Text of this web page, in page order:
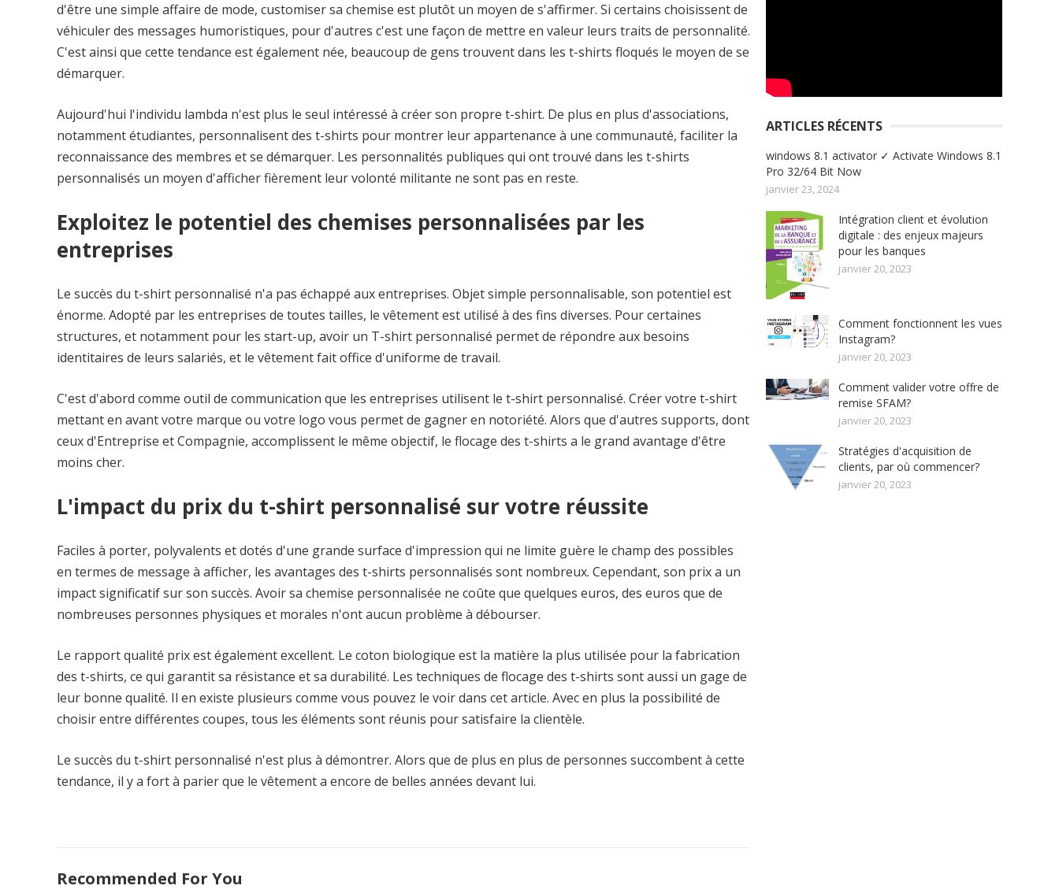
d'être une simple affaire de mode, customiser sa chemise est plutôt un moyen de s'affirmer. Si certains choisissent de
véhiculer des messages humoristiques, pour d'autres c'est une façon de mettre en valeur leurs traits de personnalité.
C'est ainsi que cette tendance est également née, beaucoup de gens trouvent dans les t-shirts floqués le moyen de se
démarquer.
Aujourd'hui l'individu lambda n'est plus le seul intéressé à créer son propre t-shirt. De plus en plus d'associations,
notamment étudiantes, personnalisent des t-shirts pour montrer leur appartenance à une communauté, faciliter la
reconnaissance des membres et se démarquer. Les personnalités publiques qui ont trouvé dans les t-shirts
personnalisés un moyen d'afficher fièrement leur volonté militante ne sont pas en reste.
Exploitez le potentiel des chemises personnalisées par les
entreprises
Le succès du t-shirt personnalisé n'a pas échappé aux entreprises. Objet simple personnalisable, son potentiel est
énorme. Adopté par les entreprises de toutes tailles, le vêtement est utilisé à des fins diverses. Pour certaines
structures, et notamment pour les start-up, avoir un T-shirt personnalisé permet de répondre aux besoins
identitaires de leurs salariés, et le vêtement fait office d'uniforme de travail.
C'est d'abord comme outil de communication que les entreprises utilisent le t-shirt personnalisé. Créer votre t-shirt
mettant en avant votre marque ou votre logo vous permet de gagner en notoriété. Alors que d'autres supports, dont
ceux d'Entreprise et Compagnie, accomplissent le même objectif, le flocage des t-shirts a le grand avantage d'être
moins cher.
L'impact du prix du t-shirt personnalisé sur votre réussite
Faciles à porter, polyvalents et dotés d'une grande surface d'impression qui ne limite guère le champ des possibles
en termes de message à afficher, les avantages des t-shirts personnalisés sont nombreux. Cependant, son prix a un
impact significatif sur son succès. Avoir sa chemise personnalisée ne coûte que quelques euros, des euros que de
nombreuses personnes physiques et morales n'ont aucun problème à débourser.
Le rapport qualité prix est également excellent. Le coton biologique est la matière la plus utilisée pour la fabrication
des t-shirts, ce qui garantit sa résistance et sa durabilité. Les techniques de flocage des t-shirts sont aussi un gage de
leur bonne qualité. Il en existe plusieurs comme vous pouvez le voir dans cet article. Avec en plus la possibilité de
choisir entre différentes coupes, tous les éléments sont réunis pour satisfaire la clientèle.
Le succès du t-shirt personnalisé n'est plus à démontrer. Alors que de plus en plus de personnes succombent à cette
tendance, il y a fort à parier que le vêtement a encore de belles années devant lui.
Recommended For You
ARTICLES RÉCENTS
windows 8.1 activator ✓ Activate Windows 8.1
Pro 32/64 Bit Now
janvier 23, 2024
Intégration client et évolution
digitale : des enjeux majeurs
pour les banques
janvier 20, 2023
Comment fonctionnent les vues
Instagram?
janvier 20, 2023
Comment valider votre offre de
remise SFAM?
janvier 20, 2023
Stratégies d'acquisition de
clients, par où commencer?
janvier 20, 2023